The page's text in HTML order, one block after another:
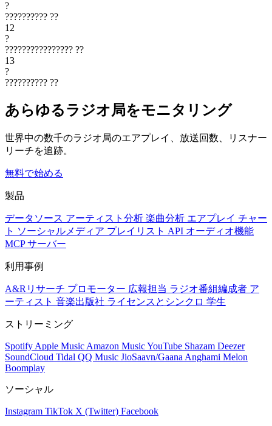
?
?????????? ??
12
?
???????????????? ??
13
?
?????????? ??
あらゆるラジオ局をモニタリング
世界中の数千のラジオ局のエアプレイ、放送回数、リスナー
リーチを追跡。
無料で始める
製品
データソース アーティスト分析 楽曲分析 エアプレイ チャー
ト ソーシャルメディア プレイリスト API オーディオ機能
MCP サーバー
利用事例
A&Rリサーチ プロモーター 広報担当 ラジオ番組編成者 ア
ーティスト 音楽出版社 ライセンスとシンクロ 学生
ストリーミング
Spotify Apple Music Amazon MusicYouTube Shazam Deezer
SoundCloud Tidal QQ Music JioSaavn/Gaana Anghami Melon
Boomplay
ソーシャル
Instagram TikTok X (Twitter) Facebook